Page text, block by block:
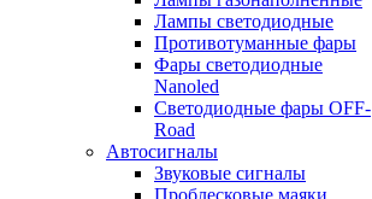
Лампы светодиодные
Противотуманные фары
Фары светодиодные
Nanoled
Светодиодные фары OFF-
Road
Автосигналы
Звуковые сигналы
Проблесковые маяки